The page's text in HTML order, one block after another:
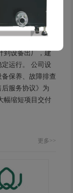
客户提供快速
化工等工业领
制造到安装运维
到设备出厂，建
运行。 公司设
保养、故障排查
服务协议》为
幅缩短项目交付
更多>>